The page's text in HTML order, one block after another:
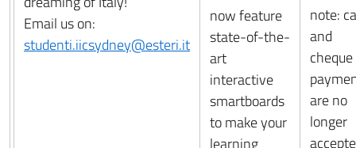
Email us on:
studenti.iicsydney@esteri.it
now feature
state-of-the-
art
interactive
smartboards
to make your
learning
note:
and
cheque
are no
longer